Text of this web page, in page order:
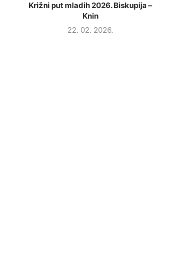
Križni put mladih 2026. Biskupija –
Knin
22. 02. 2026.